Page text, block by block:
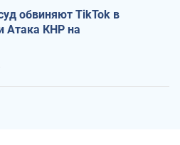
обвиняют TikTok в
Атака КНР на